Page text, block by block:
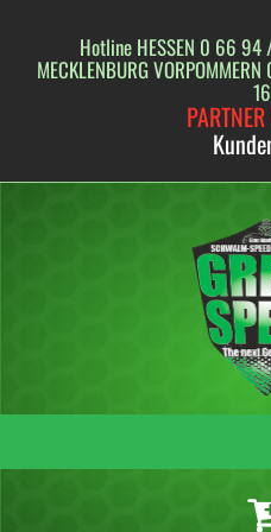
Hotline HESSEN 0 66
MECKLENBURG